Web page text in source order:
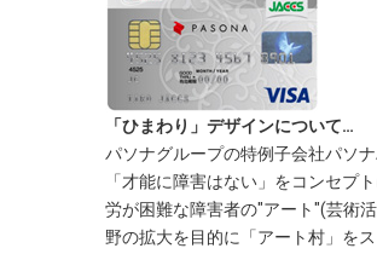
「ひまわり」デザインについて…
パソナグループの特例子会社パソ
「才能に障害はない」をコンセプ
労が困難な障害者の"アート"(芸術
野の拡大を目的に「アート村」をス